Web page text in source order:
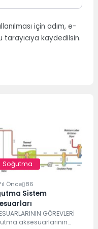
için adım, e-
kaydedilsin.
Soğutma
Önce 86
Sistem
GÖREVLERİ
aksesuarlarının